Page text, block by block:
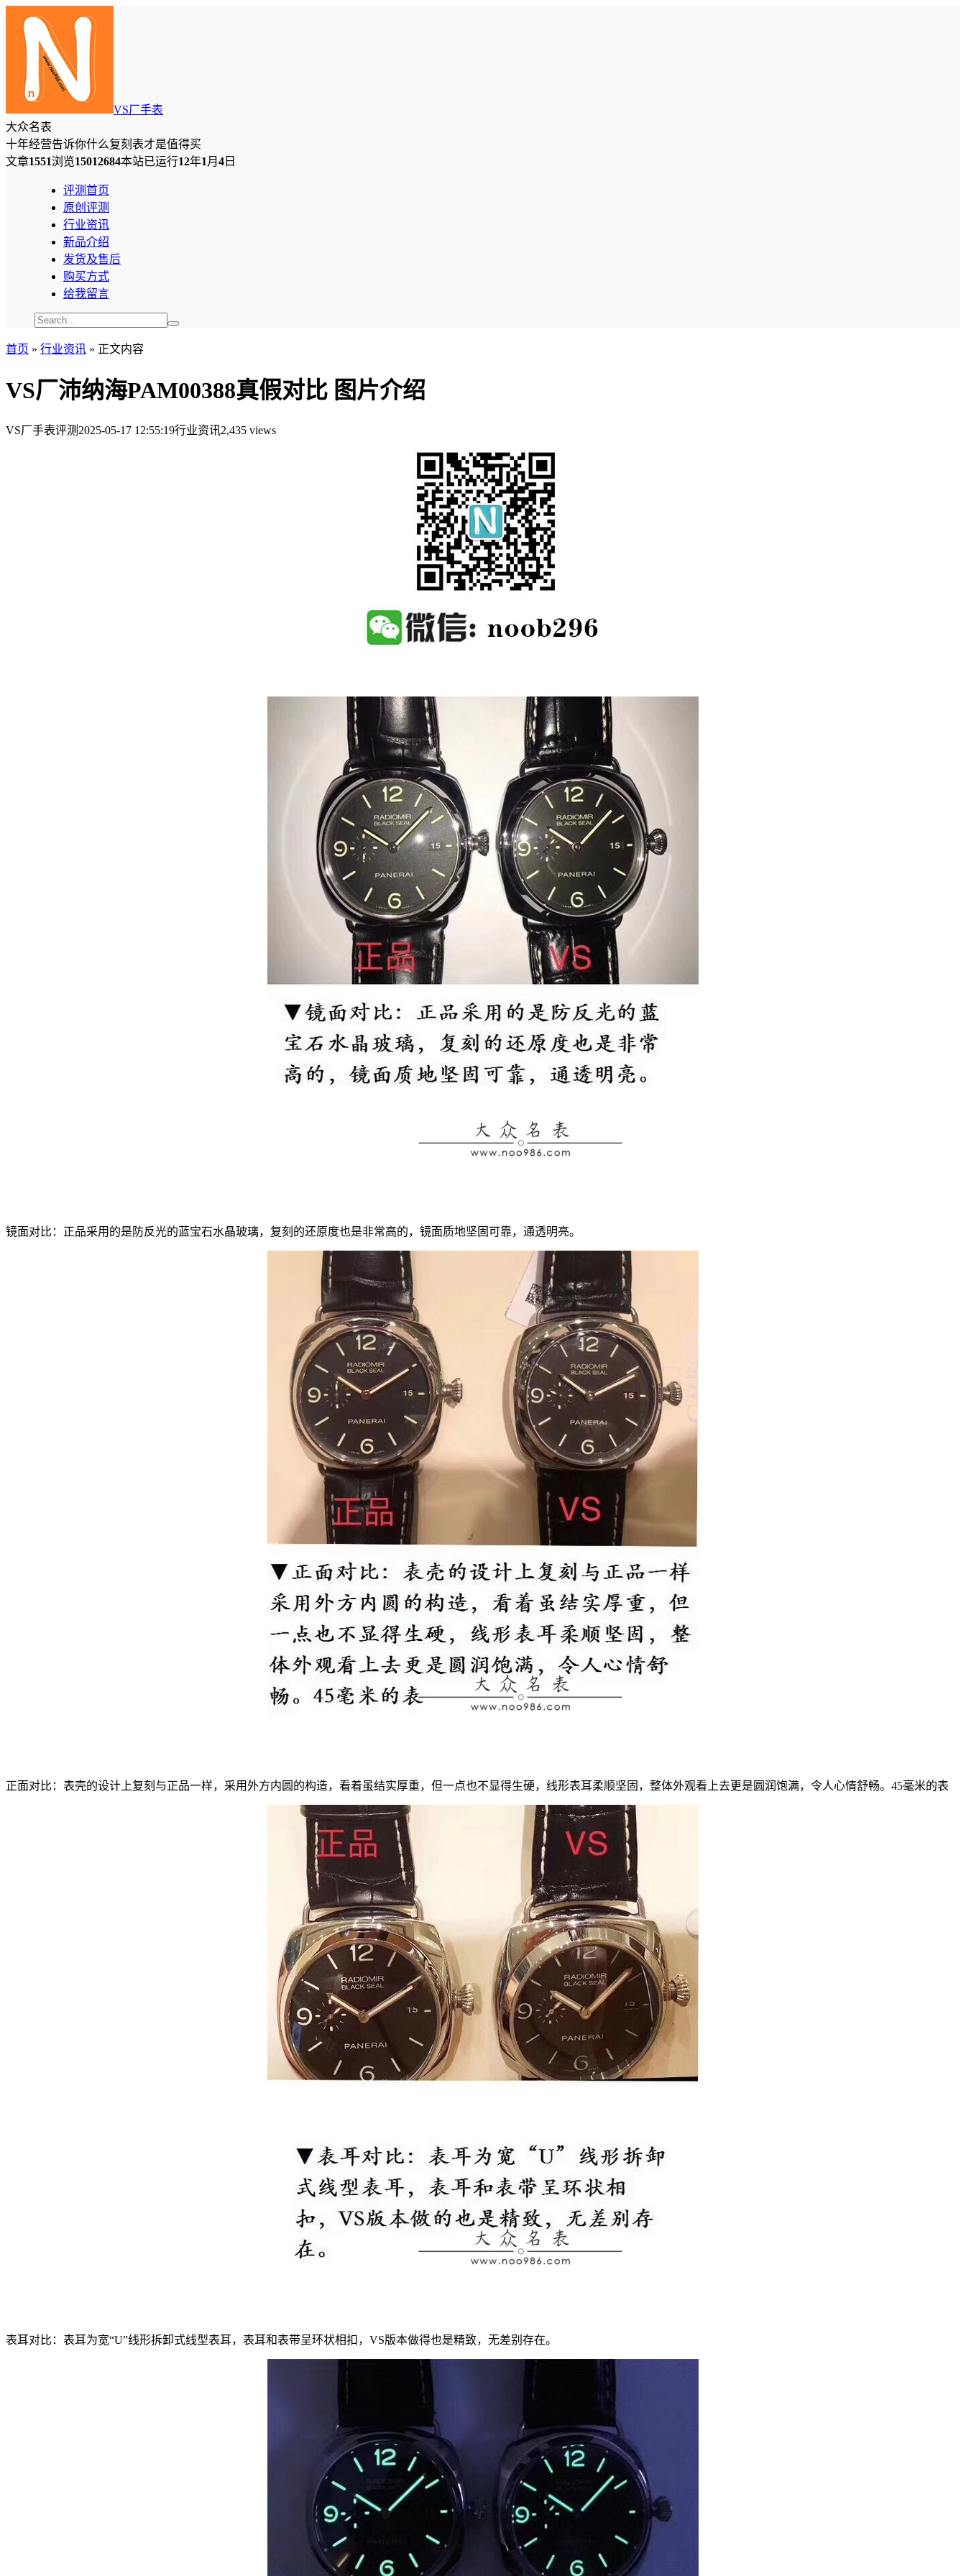
VS厂手表
大众名表
十年经营告诉你什么复刻表才是值得买
文章1551浏览15012684本站已运行12年1 月 4 日
评测首页
原创评测
行业资讯
新品介绍
发货及售后
购买方式
给我留言
首页 » 行业资讯 » 正文内容
VS厂沛纳海PAM00388真假对比 图片介绍
VS厂手表评测 2025-05-17 12:55:19行业资讯2,435 views
镜面对比：正品采用的是防反光的蓝宝石水晶玻璃，复刻的还原度也是非常高的，镜面质地坚固可靠，通透明亮。
正面对比：表壳的设计上复刻与正品一样，采用外方内圆的构造，看着虽结实厚重，但一点也不显得生硬，线形表耳柔顺坚固，整体外观看上去更是圆润饱满，令人心情舒畅。45毫米的表
表耳对比：表耳为宽“U”线形拆卸式线型表耳，表耳和表带呈环状相扣，VS版本做得也是精致，无差别存在。